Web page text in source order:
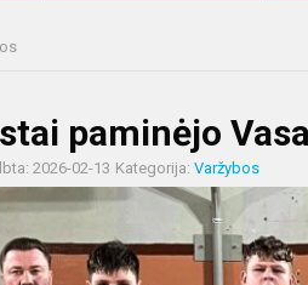
paminėjo
2026-02-13 Kategorija: Varžybos